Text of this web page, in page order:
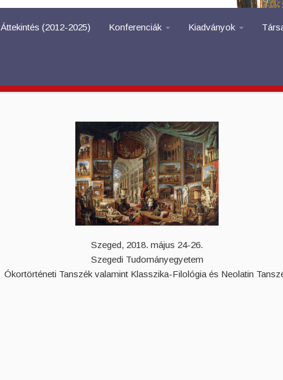
Áttekintés (2012-2025) Konferenciák Kiadványok
Szeged, 2018. május 24-26.
Szegedi Tudományegyetem
Ókortörténeti Tanszék valamint Klasszika-Filológia és Neolatin